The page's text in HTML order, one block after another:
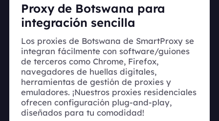
Proxy de Botswana para
integración sencilla
Los proxies de Botswana de SmartProxy se
integran fácilmente con software/guiones
de terceros como Chrome, Firefox,
navegadores de huellas digitales,
herramientas de gestión de proxies y
emuladores. ¡Nuestros proxies residenciales
ofrecen configuración plug-and-play,
diseñados para tu comodidad!